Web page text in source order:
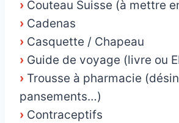
› Couteau Suisse (à mettre
› Cadenas
› Casquette / Chapeau
› Guide de voyage (livre ou
› Trousse à pharmacie
pansements…)
› Contraceptifs